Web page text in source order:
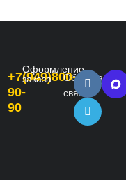
+7(949)800-
90-
90
Оформление
заказа
Обратная
связь